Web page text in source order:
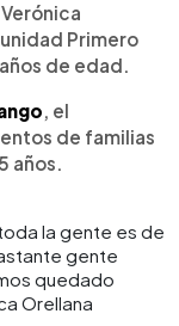
Primero
de edad.
, el
de familias
años.
la gente es de
gente
quedado
Orellana